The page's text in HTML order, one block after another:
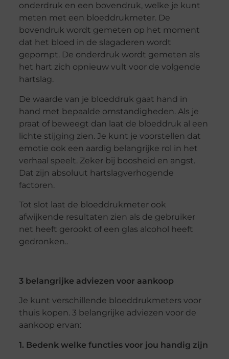
onderdruk en een bovendruk, welke je kunt
meten met een bloeddrukmeter. De
bovendruk wordt gemeten op het moment
dat het bloed in de slagaderen wordt
gepompt. De onderdruk wordt gemeten als
het hart zich opnieuw vult voor de volgende
hartslag.
De waarde van je bloeddruk gaat hand in
hand met bepaalde omstandigheden. Als je
praat of beweegt dan laat de bloeddruk al een
lichte stijging zien. Je kunt je voorstellen dat
emotie ook een aardig belangrijke rol in het
verhaal speelt. Zeker bij boosheid en angst.
Dat zijn absoluut hartslagverhogende
factoren.
Tot slot laat de bloeddrukmeter ook
afwijkende resultaten zien als de gebruiker
net heeft gerookt of een glas alcohol heeft
gedronken..
3 belangrijke adviezen voor aankoop
Je kunt verschillende bloeddrukmeters voor
thuis kopen. 3 belangrijke adviezen voor de
aankoop ervan:
1. Bedenk welke functies voor jou handig zijn